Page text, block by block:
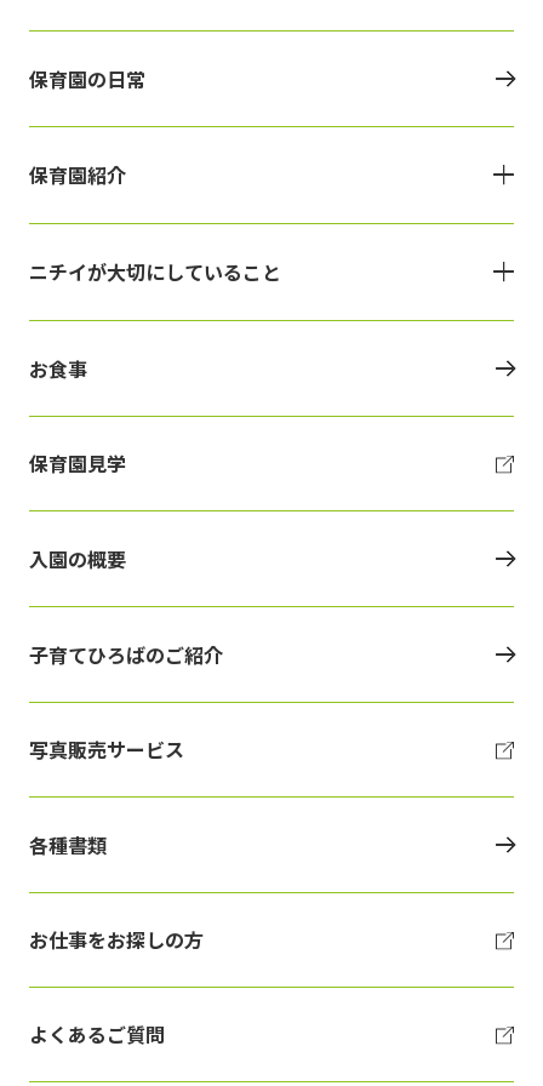
保育園の日常
保育園紹介
ニチイが大切にしていること
お食事
保育園見学
入園の概要
子育てひろばのご紹介
写真販売サービス
各種書類
お仕事をお探しの方
よくあるご質問